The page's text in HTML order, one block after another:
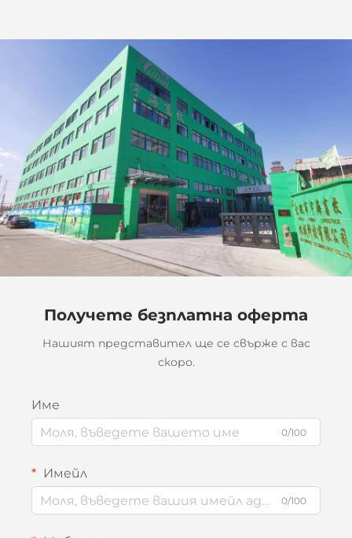
Получете безплатна оферта
Нашият представител ще се свърже с вас
скоро.
Име
0/100
Имейл
0/100